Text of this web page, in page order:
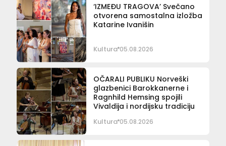
‘IZMEĐU TRAGOVA’ Svečano
otvorena samostalna izložba
Katarine Ivanišin
Kultura 05.08.2026
OČARALI PUBLIKU Norveški
glazbenici Barokkanerne i
Ragnhild Hemsing spojili
Vivaldija i nordijsku tradiciju
Kultura 05.08.2026